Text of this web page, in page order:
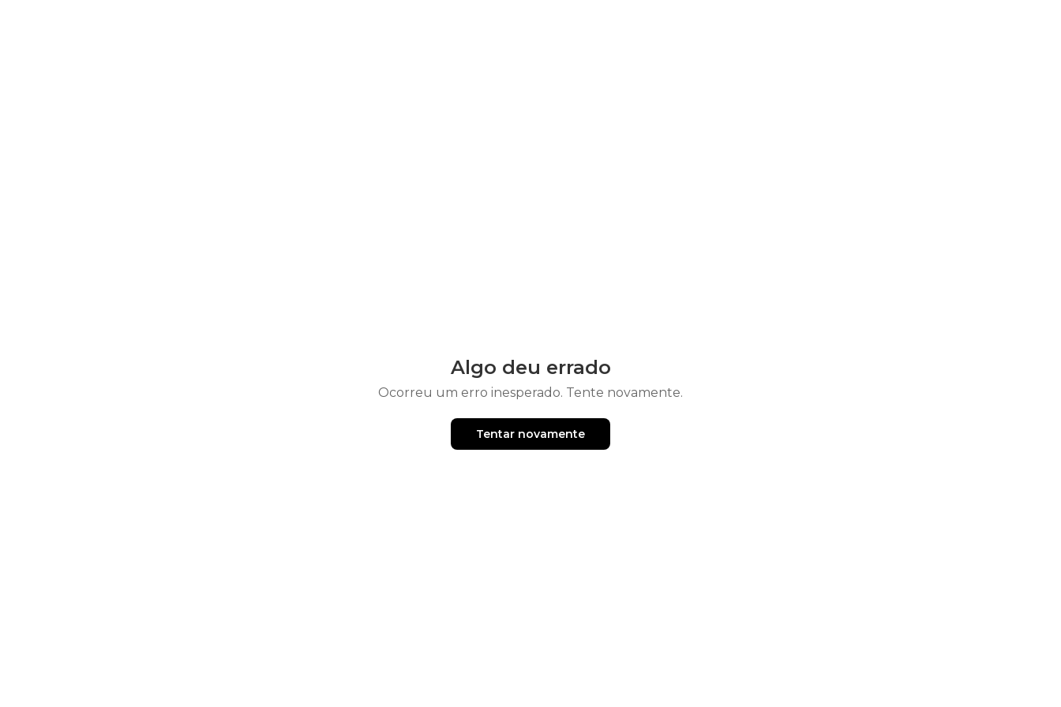
Algo deu errado
Ocorreu um erro inesperado. Tente novamente.
Tentar novamente